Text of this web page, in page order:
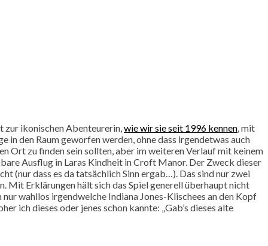
zur ikonischen Abenteurerin, wie wir sie seit 1996 kennen , mit
in den Raum geworfen werden, ohne dass irgendetwas auch
Ort zu finden sein sollten, aber im weiteren Verlauf mit keinem
Ausflug in Laras Kindheit in Croft Manor. Der Zweck dieser
(nur dass es da tatsächlich Sinn ergab…). Das sind nur zwei
Erklärungen hält sich das Spiel generell überhaupt nicht
wahllos irgendwelche Indiana Jones-Klischees an den Kopf
ich dieses oder jenes schon kannte: „Gab’s dieses alte